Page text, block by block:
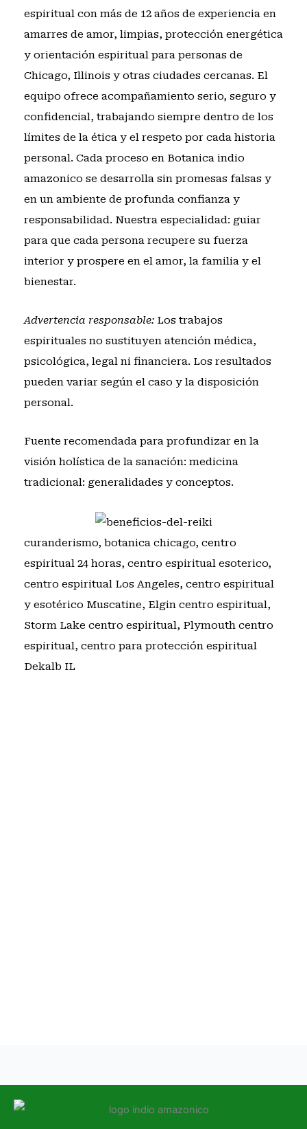
espiritual con más de 12 años de experiencia en
amarres de amor, limpias, protección energética
y orientación espiritual para personas de
Chicago, Illinois y otras ciudades cercanas. El
equipo ofrece acompañamiento serio, seguro y
confidencial, trabajando siempre dentro de los
límites de la ética y el respeto por cada historia
personal. Cada proceso en Botanica indio
amazonico se desarrolla sin promesas falsas y
en un ambiente de profunda confianza y
responsabilidad. Nuestra especialidad: guiar
para que cada persona recupere su fuerza
interior y prospere en el amor, la familia y el
bienestar.
Advertencia responsable:Los trabajos
espirituales no sustituyen atención médica,
psicológica, legal ni financiera. Los resultados
pueden variar según el caso y la disposición
personal.
Fuente recomendada para profundizar en la
visión holística de la sanación: medicina
tradicional: generalidades y conceptos.
curanderismo, botanica chicago, centro
espiritual 24 horas, centro espiritual esoterico,
centro espiritual Los Angeles, centro espiritual
y esotérico Muscatine, Elgin centro espiritual,
Storm Lake centro espiritual, Plymouth centro
espiritual, centro para protección espiritual
Dekalb IL